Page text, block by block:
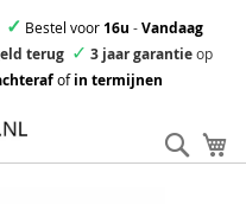
✓ Bestel voor16u -Vandaag
terug ✓ 3 jaar garantieop
ofin termijnen